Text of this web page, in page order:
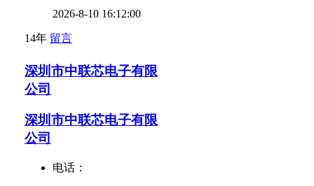
2026-8-10 16:12:00
14年 留言
深圳市中联芯电子有限
公司
深圳市中联芯电子有限
公司
电话：